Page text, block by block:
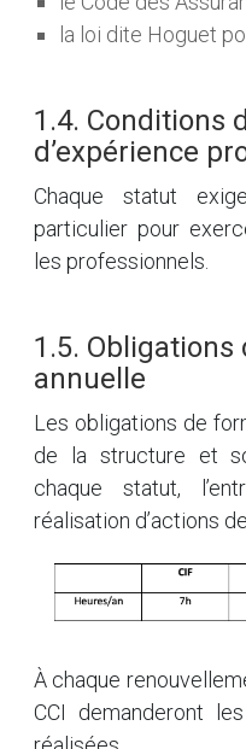
la loi dite Hoguet
1.4. Conditions
d’expérience
Chaque statut
particulier pour
les professionnels.
1.5.
annuelle
Les obligations de
de la structure et
chaque statut,
réalisation d’actions
À chaque
CCI demanderont